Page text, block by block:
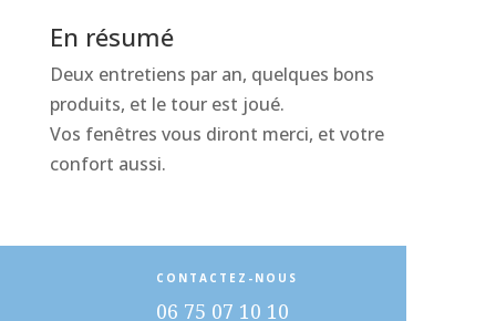
En résumé
Deux entretiens par an, quelques bons
produits, et le tour est joué.
Vos fenêtres vous diront merci, et votre
confort aussi.
CONTACTEZ-NOUS
06 75 07 10 10